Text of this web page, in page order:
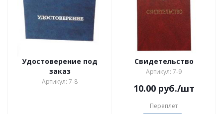
Удостоверение под
заказ
Артикул: 7-8
Свидетельство
Артикул: 7-9
10.00руб./шт
Переплет